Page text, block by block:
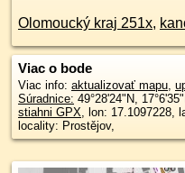
Olomoucký kraj 251x,
Viac o bode
Viac info: aktualizovať mapu,
Súradnice: 49°28'24"N,
stiahni GPX, lon: 17.1097228,
locality: Prostějov,